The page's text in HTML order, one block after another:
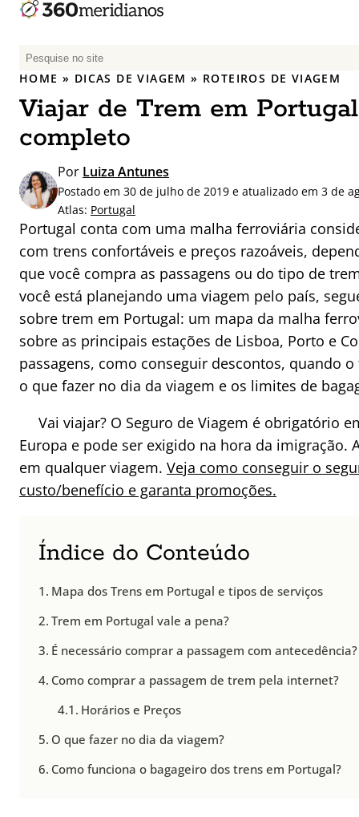
P
e
q
u
i
a
r
p
o
:
HOME » DICAS DE VIAGEM » ROTEIROS DE VIAGEM
Viajar de Trem em
completo
Por Luiza Antunes
Postado em 30 de julho de 2019 e atualizado em 3 de
Atlas: Portugal
Portugal conta com uma malha ferroviária
com trens confortáveis e preços razoáveis,
que você compra as passagens ou do tipo de
você está planejando uma viagem pelo país,
sobre trem em Portugal: um mapa da malha
sobre as principais estações de Lisboa, Porto e
passagens, como conseguir descontos, quando
o que fazer no dia da viagem e os limites de
Vai viajar? O Seguro de Viagem é obrigatório
Europa e pode ser exigido na hora da imigração.
em qualquer viagem. Veja como conseguir o
custo/benefício e garanta promoções.
Índice do Conteúdo
Mapa dos Trens em Portugal e tipos de serviços
Trem em Portugal vale a pena?
É necessário comprar a passagem com antecedência?
Como comprar a passagem de trem pela internet?
Horários e Preços
O que fazer no dia da viagem?
Como funciona o bagageiro dos trens em Portugal?